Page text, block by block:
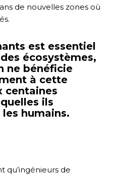
de nouvelles zones où
est essentiel
écosystèmes,
ne bénéficie
à cette
centaines
ils
humains.
qu’ingénieurs de